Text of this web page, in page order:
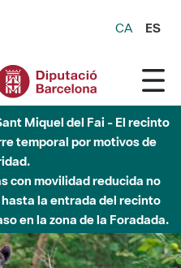
CA ES
Miquel del Fai - El recinto
temporal por motivos de
con movilidad reducida no
la entrada del recinto
en la zona de la Foradada.